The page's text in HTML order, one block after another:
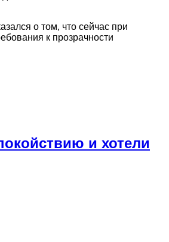
о том, что сейчас при
к прозрачности
и хотели